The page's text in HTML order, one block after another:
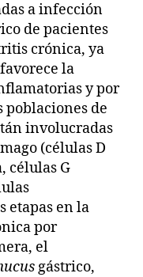
a infección
de pacientes
crónica, ya
la
y por
de
involucradas
(células D
células G
etapas en la
por
el
gástrico,